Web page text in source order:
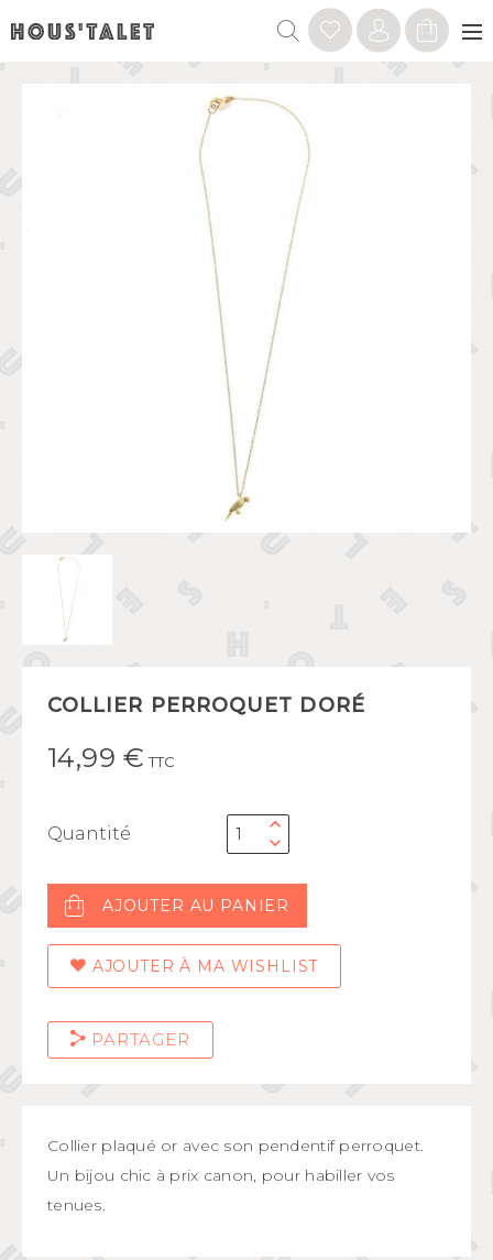
COLLIER PERROQUET DORÉ
14,99 € TTC
Quantité
AJOUTER AU PANIER
AJOUTER À MA WISHLIST
PARTAGER
Collier plaqué or avec son pendentif perroquet.
Un bijou chic à prix canon, pour habiller vos
tenues.